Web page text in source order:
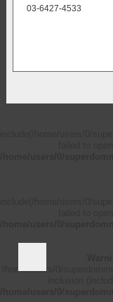
03-6427-4533
'/home/users/0/